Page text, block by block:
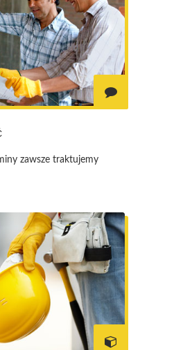
zawsze traktujemy